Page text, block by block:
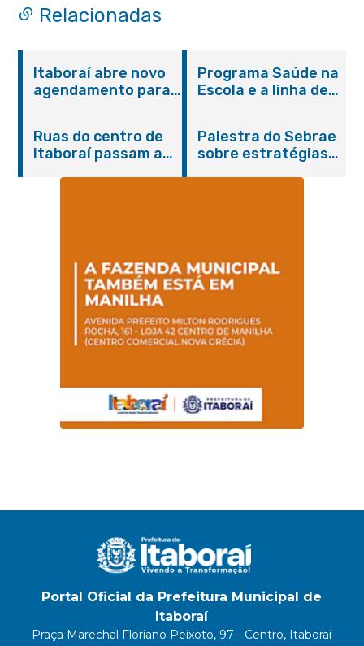
Relacionadas
Itaboraí abre novo
agendamento para
Programa Saúde na
Escola e a linha de
promovem
conscientização
sobre hanseníase
Ruas do centro de
Itaboraí passam a
Palestra do Sebrae
sobre estratégias
Portal Oficial da Prefeitura Municipal de
Itaboraí
Praça Marechal Floriano Peixoto, 97 - Centro, Itaboraí